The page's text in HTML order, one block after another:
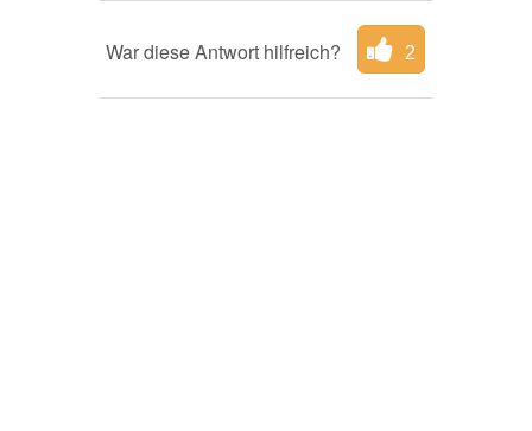
War diese Antwort hilfreich? 2